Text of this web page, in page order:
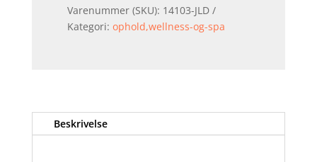
Varenummer (SKU): 14103-JLD
Kategori: ophold,wellness-og-spa
Beskrivelse